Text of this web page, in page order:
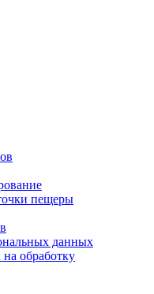
пещеры
данных
на обработку